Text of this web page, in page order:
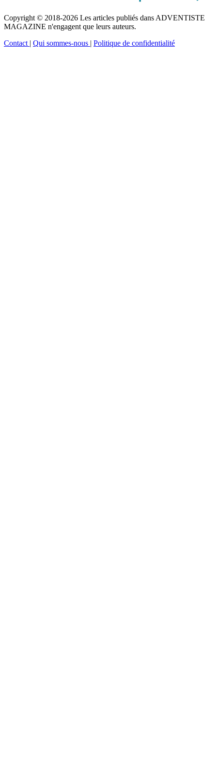
Copyright © 2018-2026 Les articles publiés dans ADVENTISTE
MAGAZINE n'engagent que leurs auteurs.
Contact | Qui sommes-nous | Politique de confidentialité